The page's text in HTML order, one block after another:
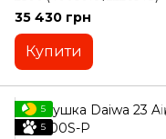
35 430 грн
Купити
5
5